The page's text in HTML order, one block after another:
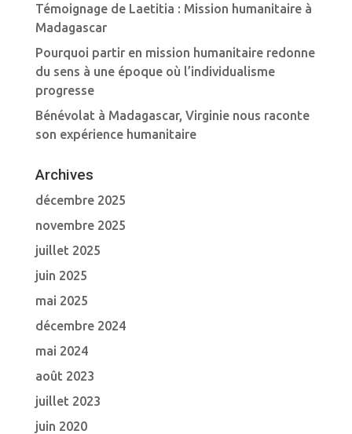
Témoignage de Laetitia : Mission humanitaire à
Madagascar
Pourquoi partir en mission humanitaire redonne
du sens à une époque où l’individualisme
progresse
Bénévolat à Madagascar, Virginie nous raconte
son expérience humanitaire
Archives
décembre 2025
novembre 2025
juillet 2025
juin 2025
mai 2025
décembre 2024
mai 2024
août 2023
juillet 2023
juin 2020